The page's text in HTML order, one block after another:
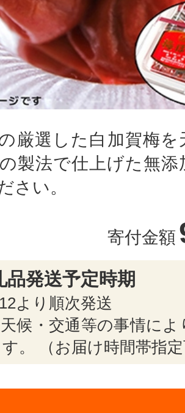
厳選した白加賀梅
製法で仕上げた無添
さい。
寄付金額
品発送予定時期
より順次発送
候・交通等の事情によ
。 （お届け時間帯指